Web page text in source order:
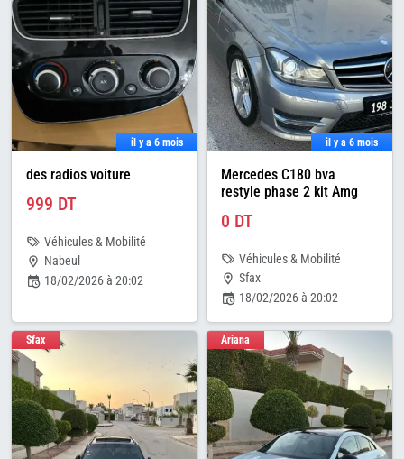
il y a 6 mois
des radios voiture
999 DT
Véhicules & Mobilité
Nabeul
18/02/2026 à 20:02
il y a 6 mois
Mercedes C180 bva
restyle phase 2 kit Amg
0 DT
Véhicules & Mobilité
Sfax
18/02/2026 à 20:02
Sfax Ariana